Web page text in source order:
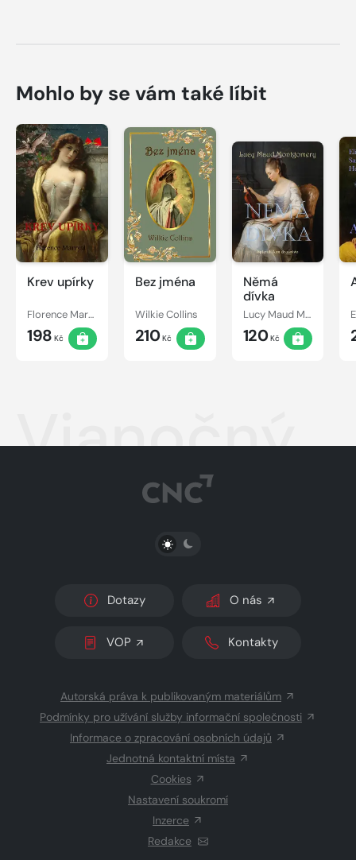
Mohlo by se vám také líbit
Krev upírky
Florence Marryat
198 Kč
Bez jména
Wilkie Collins
210Kč
Němá
dívka
Lucy Maud Montgomery
120Kč
Vianočný
PŘEPNOUT SVĚTLÝ/TMAVÝ REŽIM
Dotazy O nás
VOP Kontakty
Autorská práva k publikovaným materiálům
Podmínky pro užívání služby informační společnosti
Informace o zpracování osobních údajů
Jednotná kontaktní místa
Cookies
Nastavení soukromí
Inzerce
Redakce